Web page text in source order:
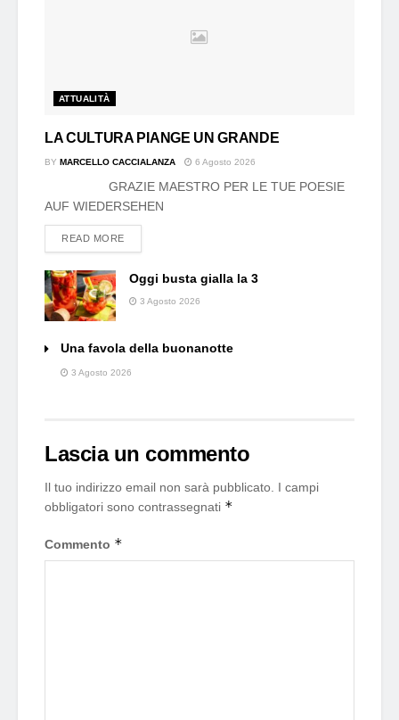
ATTUALITÀ
LA CULTURA PIANGE UN GRANDE
BY MARCELLO CACCIALANZA 6 Agosto 2026
GRAZIE MAESTRO PER LE TUE POESIE
AUF WIEDERSEHEN
READ MOREDETAILS
Oggi busta gialla la 3
3 Agosto 2026
Una favola della buonanotte
3 Agosto 2026
Lascia un commento
Il tuo indirizzo email non sarà pubblicato. I campi
obbligatori sono contrassegnati *
Commento *